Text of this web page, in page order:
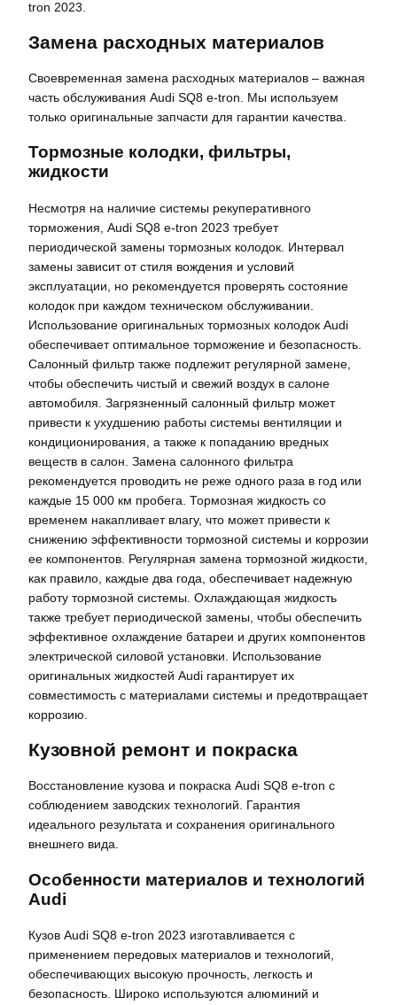
tron 2023.
Замена расходных материалов
Своевременная замена расходных материалов – важная
часть обслуживания Audi SQ8 e-tron. Мы используем
только оригинальные запчасти для гарантии качества.
Тормозные колодки, фильтры,
жидкости
Несмотря на наличие системы рекуперативного
торможения, Audi SQ8 e-tron 2023 требует
периодической замены тормозных колодок. Интервал
замены зависит от стиля вождения и условий
эксплуатации, но рекомендуется проверять состояние
колодок при каждом техническом обслуживании.
Использование оригинальных тормозных колодок Audi
обеспечивает оптимальное торможение и безопасность.
Салонный фильтр также подлежит регулярной замене,
чтобы обеспечить чистый и свежий воздух в салоне
автомобиля. Загрязненный салонный фильтр может
привести к ухудшению работы системы вентиляции и
кондиционирования, а также к попаданию вредных
веществ в салон. Замена салонного фильтра
рекомендуется проводить не реже одного раза в год или
каждые 15 000 км пробега. Тормозная жидкость со
временем накапливает влагу, что может привести к
снижению эффективности тормозной системы и коррозии
ее компонентов. Регулярная замена тормозной жидкости,
как правило, каждые два года, обеспечивает надежную
работу тормозной системы. Охлаждающая жидкость
также требует периодической замены, чтобы обеспечить
эффективное охлаждение батареи и других компонентов
электрической силовой установки. Использование
оригинальных жидкостей Audi гарантирует их
совместимость с материалами системы и предотвращает
коррозию.
Кузовной ремонт и покраска
Восстановление кузова и покраска Audi SQ8 e-tron с
соблюдением заводских технологий. Гарантия
идеального результата и сохранения оригинального
внешнего вида.
Особенности материалов и технологий
Audi
Кузов Audi SQ8 e-tron 2023 изготавливается с
применением передовых материалов и технологий,
обеспечивающих высокую прочность, легкость и
безопасность. Широко используются алюминий и